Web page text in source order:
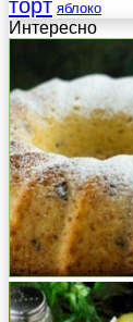
торт яблоко
Интересно